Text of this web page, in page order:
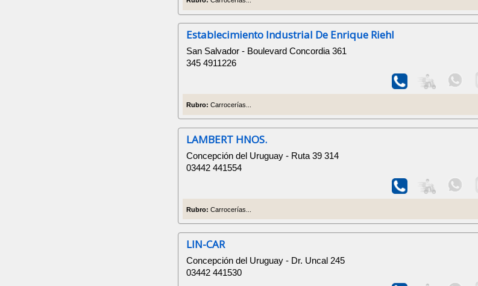
Establecimiento Industrial De Enrique Riehl
San Salvador - Boulevard Concordia 361
345 4911226
Rubro: Carrocerías...
LAMBERT HNOS.
Concepción del Uruguay - Ruta 39 314
03442 441554
Rubro: Carrocerías...
LIN-CAR
Concepción del Uruguay - Dr. Uncal 245
03442 441530